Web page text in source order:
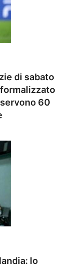
di sabato
formalizzato
60
lo